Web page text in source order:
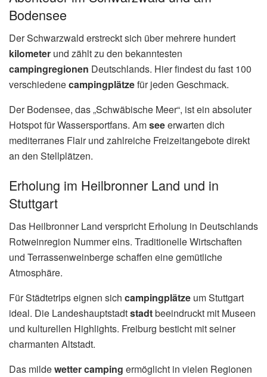
Bodensee
Der Schwarzwald erstreckt sich über mehrere hundert
kilometer und zählt zu den bekanntesten
campingregionen Deutschlands. Hier findest du fast 100
verschiedenecampingplätzefür jeden Geschmack.
Der Bodensee, das „Schwäbische Meer“, ist ein absoluter
Hotspot für Wassersportfans. Amseeerwarten dich
mediterranes Flair und zahlreiche Freizeitangebote direkt
an den Stellplätzen.
Erholung im Heilbronner Land und in
Stuttgart
Das Heilbronner Land verspricht Erholung in Deutschlands
Rotweinregion Nummer eins. Traditionelle Wirtschaften
und Terrassenweinberge schaffen eine gemütliche
Atmosphäre.
Für Städtetrips eignen sich campingplätze um Stuttgart
ideal. Die Landeshauptstadtstadtbeeindruckt mit Museen
und kulturellen Highlights. Freiburg besticht mit seiner
charmanten Altstadt.
Das mildewetter camping ermöglicht in vielen Regionen